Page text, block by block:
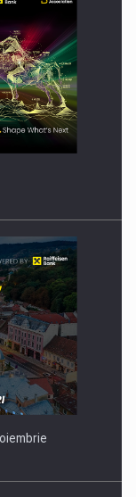
sa intre pe…